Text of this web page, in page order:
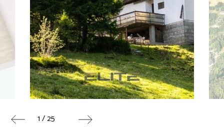
1 / 25